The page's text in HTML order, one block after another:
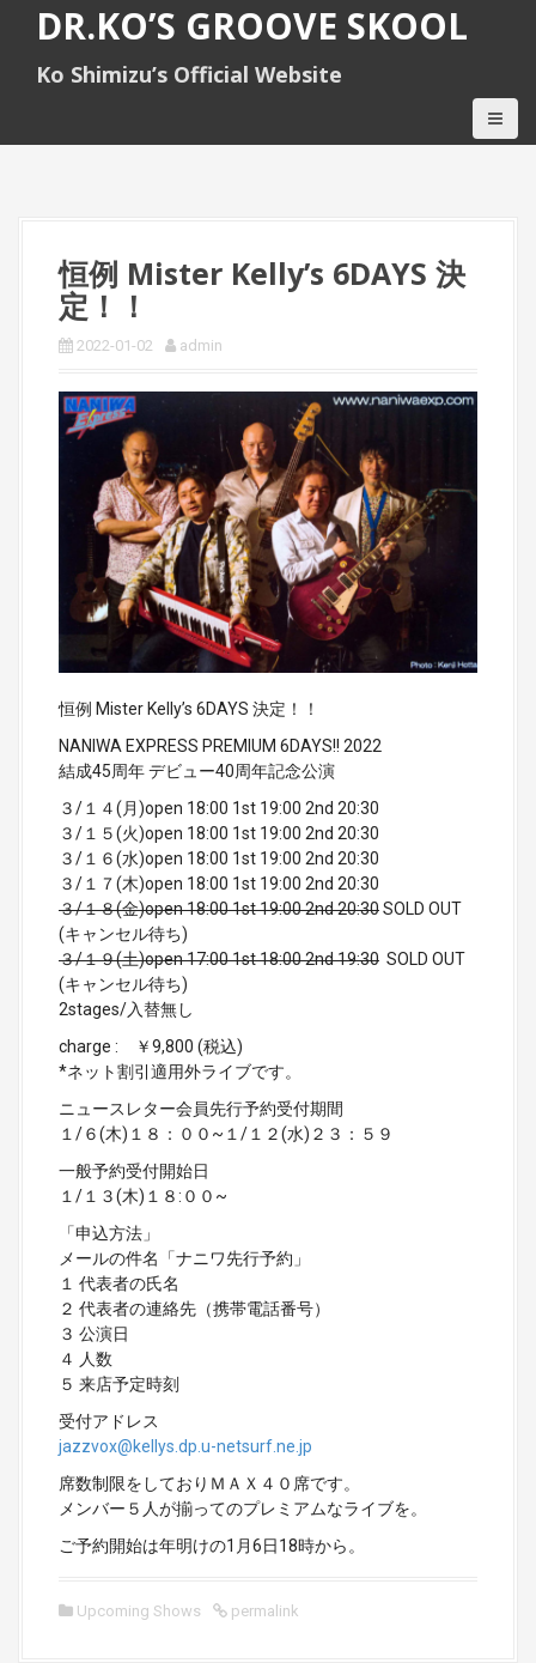
DR.KO’S GROOVE SKOOL
Ko Shimizu’s Official Website
恒例 Mister Kelly’s 6DAYS 決
定！！
2022-01-02 admin
恒例 Mister Kelly’s 6DAYS 決定！！
NANIWA EXPRESS PREMIUM 6DAYS!! 2022
結成45周年 デビュー40周年記念公演
３/１４(月)open 18:00 1st 19:00 2nd 20:30
３/１５(火)open 18:00 1st 19:00 2nd 20:30
３/１６(水)open 18:00 1st 19:00 2nd 20:30
３/１７(木)open 18:00 1st 19:00 2nd 20:30
３/１８(金)open 18:00 1st 19:00 2nd 20:30SOLD OUT
(キャンセル待ち)
３/１９(土)open 17:00 1st 18:00 2nd 19:30 SOLD OUT
(キャンセル待ち)
2stages/入替無し
charge : ￥9,800 (税込)
*ネット割引適用外ライブです。
ニュースレター会員先行予約受付期間
１/６(木)１８：００~１/１２(水)２３：５９
一般予約受付開始日
１/１３(木)１８:００~
「申込方法」
メールの件名「ナニワ先行予約」
１ 代表者の氏名
２ 代表者の連絡先（携帯電話番号）
３ 公演日
４ 人数
５ 来店予定時刻
受付アドレス
jazzvox@kellys.dp.u-netsurf.ne.jp
席数制限をしておりＭＡＸ４０席です。
メンバー５人が揃ってのプレミアムなライブを。
ご予約開始は年明けの1月6日18時から。
Upcoming Shows permalink